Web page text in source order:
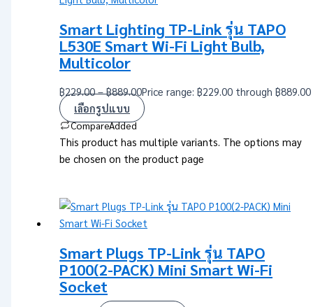
Smart Lighting TP-Link รุ่น TAPO
L530E Smart Wi-Fi Light Bulb,
Multicolor
฿229.00 – ฿889.00Price range: ฿229.00 through ฿889.00
เลือกรูปแบบ
CompareAdded
This product has multiple variants. The options may
be chosen on the product page
Smart Plugs TP-Link รุ่น TAPO
P100(2-PACK) Mini Smart Wi-Fi
Socket